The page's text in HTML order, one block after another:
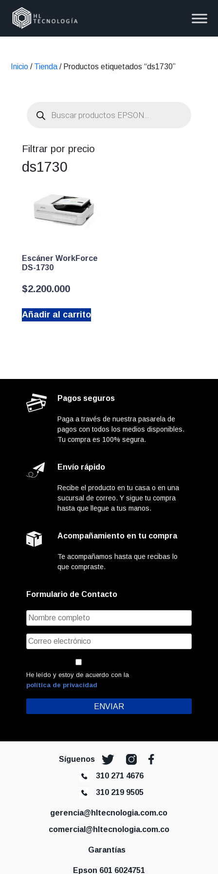
Inicio / Tienda / Productos etiquetados “ds1730”
productos
Filtrar por precio
ds1730
Escáner WorkForce
DS-1730
$2.200.000
Añadir al carrito
Pagos seguros
Paga a través de nuestra pasarela de
pagos con todos los medios disponibles.
Tu compra es 100% segura.
Envío rápido
Recibe el producto en tu casa o en una
sucursal de correo. Y sigue tu compra
hasta que llegue a tus manos.
Acompañamiento en tu compra
Te acompañamos hasta que recibas lo
que compraste.
Formulario de Contacto
He leído y estoy de acuerdo con la
política de privacidad
Síguenos
310 271 4676
310 219 9505
gerencia@hltecnologia.com.co
comercial@hltecnologia.com.co
Garantías
Epson 601 6024751